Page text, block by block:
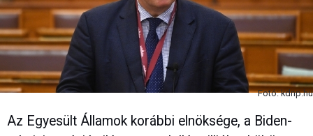
Fotó: kdnp.hu
Az Egyesült Államok korábbi elnöksége, a Biden-